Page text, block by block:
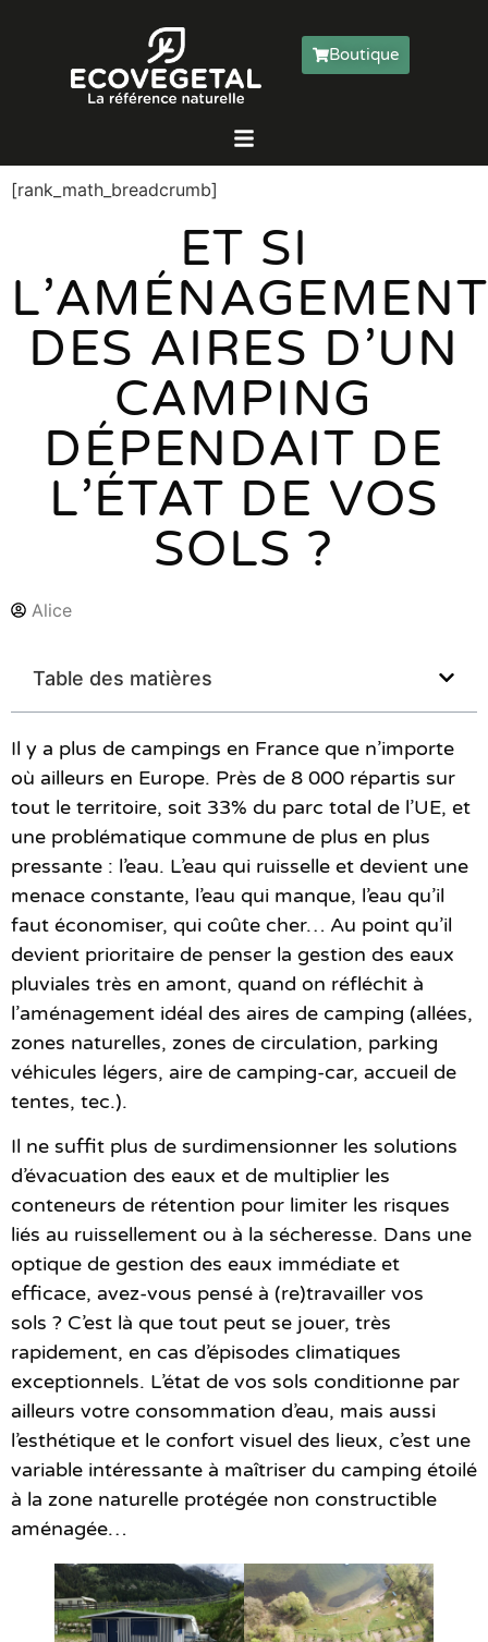
Boutique
[rank_math_breadcrumb]
ET SI
L’AMÉNAGEMENT
DES AIRES D’UN
CAMPING
DÉPENDAIT DE
L’ÉTAT DE VOS
SOLS ?
Alice
Table des matières
Il y a plus de campings en France que n’importe
où ailleurs en Europe. Près de 8 000 répartis sur
tout le territoire, soit 33% du parc total de l’UE, et
une problématique commune de plus en plus
pressante : l’eau. L’eau qui ruisselle et devient une
menace constante, l’eau qui manque, l’eau qu’il
faut économiser, qui coûte cher… Au point qu’il
devient prioritaire de penser la gestion des eaux
pluviales très en amont, quand on réfléchit à
l’aménagement idéal des aires de camping (allées,
zones naturelles, zones de circulation, parking
véhicules légers, aire de camping-car, accueil de
tentes, tec.).
Il ne suffit plus de surdimensionner les solutions
d’évacuation des eaux et de multiplier les
conteneurs de rétention pour limiter les risques
liés au ruissellement ou à la sécheresse. Dans une
optique de gestion des eaux immédiate et
efficace, avez-vous pensé à (re)travailler vos
sols ? C’est là que tout peut se jouer, très
rapidement, en cas d’épisodes climatiques
exceptionnels. L’état de vos sols conditionne par
ailleurs votre consommation d’eau, mais aussi
l’esthétique et le confort visuel des lieux, c’est une
variable intéressante à maîtriser du camping étoilé
à la zone naturelle protégée non constructible
aménagée…